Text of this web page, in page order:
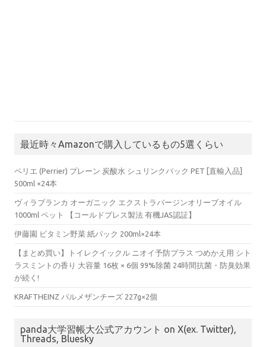
最近時々Amazonで購入しているもの5選くらい
ペリエ (Perrier) プレーン 炭酸水 シュリンクパック PET [直輸入品]
500ml ×24本
ヴィラブランカ オーガニック エクストラバージンオリーブオイル
1000ml ペット 【コールドプレス製法 有機JAS認証】
伊藤園 ビタミン野菜 紙パック 200ml×24本
【まとめ買い】トイレクイックル ニオイ予防プラス つめかえ用 シト
ラスミントの香り 大容量 16枚 × 6個 99%除菌 24時間抗菌・防臭効果
が続く!
KRAFTHEINZ パルメザンチーズ 227g×2個
panda大学習帳大公式アカウント on X(ex. Twitter),
Threads, Bluesky